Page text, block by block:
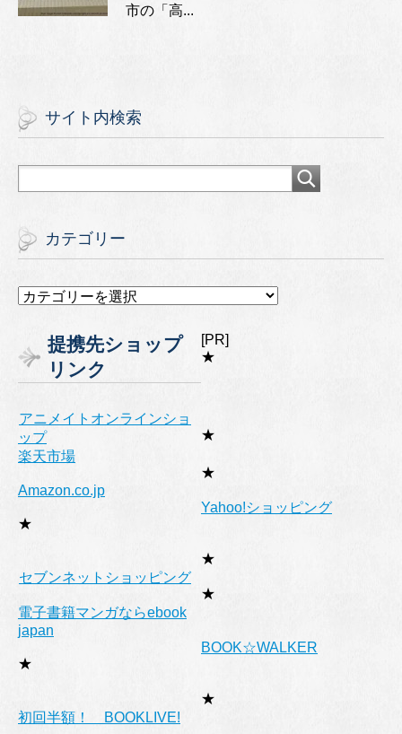
市の「高...
サイト内検索
カテゴリー
カ
リ
ー
提携先ショップ
リンク
[PR]
★
アニメイトオンラインショ
ップ
★
楽天市場
★
Amazon.co.jp
★
Yahoo!ショッピング
★
セブンネットショッピング
★
電子書籍マンガならebook
japan
★
BOOK☆WALKER
★
初回半額！ BOOKLIVE!